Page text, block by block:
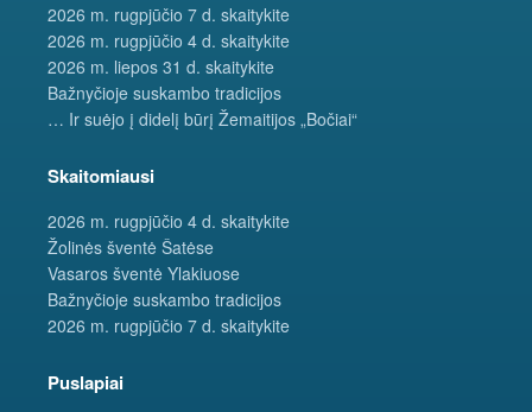
2026 m. rugpjūčio 7 d. skaitykite
2026 m. rugpjūčio 4 d. skaitykite
2026 m. liepos 31 d. skaitykite
Bažnyčioje suskambo tradicijos
… Ir suėjo į didelį būrį Žemaitijos „Bočiai“
Skaitomiausi
2026 m. rugpjūčio 4 d. skaitykite
Žolinės šventė Šatėse
Vasaros šventė Ylakiuose
Bažnyčioje suskambo tradicijos
2026 m. rugpjūčio 7 d. skaitykite
Puslapiai